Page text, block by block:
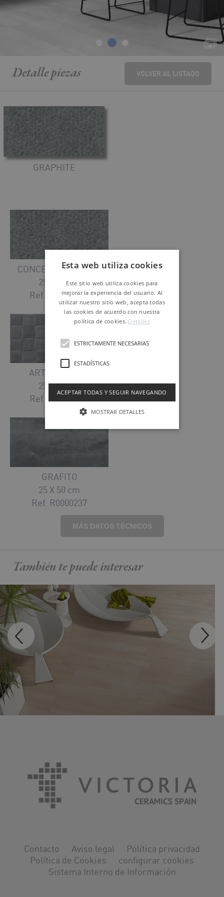
Detallepiezas VOLVER AL LISTADO
GRAPHITE
CONCEPT GRAPHITE
25 X 50 cm
Ref. KUYTP00G
ART GRAPHITE
25 X 50 cm
Ref. KUYTP01G
GRAFITO
25 X 50 cm
Ref. R0000237
MÁS DATOS TÉCNICOS
También te puedeinteresar
Contacto Aviso legal
Política privacidad
Política de Cookies
configurar cookies
Sistema Interno de Información
Esta web utiliza cookies
Este sitio web utiliza cookies para
mejorar la experiencia del usuario. Al
utilizar nuestro sitio web, acepta todas
las cookies de acuerdo con nuestra
política de cookies. Detalles
ESTRICTAMENTE NECESARIAS
ESTADÍSTICAS
ACEPTAR TODAS Y SEGUIR NAVEGANDO
MOSTRAR DETALLES